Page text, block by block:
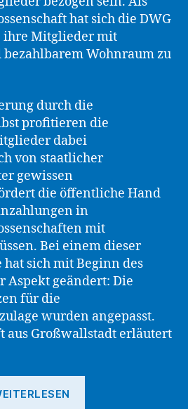
hat sich die DWG
ihre Mitglieder mit
Wohnraum zu
durch die
profitieren die
dabei
von staatlicher
gewissen
die öffentliche Hand
in
mit
Bei einem dieser
sich mit Beginn des
Aspekt geändert: Die
für die
wurden angepasst.
aus Großwallstadt erläutert